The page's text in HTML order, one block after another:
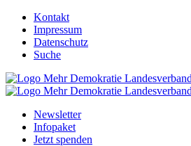
Kontakt
Impressum
Datenschutz
Suche
Newsletter
Infopaket
Jetzt spenden